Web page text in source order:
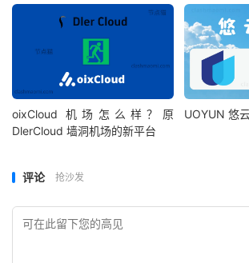
oixCloud 机场怎么样？原
DlerCloud 墙洞机场的新平台
UOYUN 悠
评论 抢沙发